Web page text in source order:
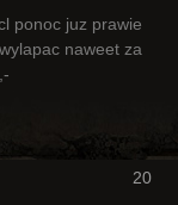
ponoc juz prawie
naweet za
20